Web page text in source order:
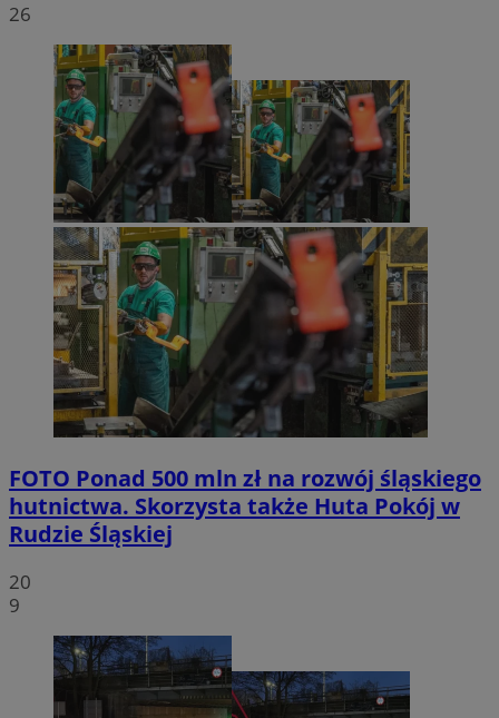
26
FOTO Ponad 500 mln zł na rozwój śląskiego
hutnictwa. Skorzysta także Huta Pokój w
Rudzie Śląskiej
20
9